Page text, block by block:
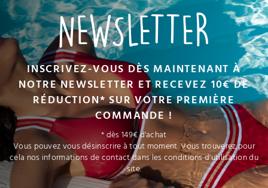
NEWSLETTER
INSCRIVEZ-VOUS DÈS MAINTENANT À
NOTRE NEWSLETTER ET RECEVEZ 10€ DE
RÉDUCTION* SUR VOTRE PREMIÈRE
COMMANDE !
* dès 149€ d'achat
Vous pouvez vous désinscrire à tout moment. Vous trouverez pour
cela nos informations de contact dans les conditions d'utilisation du
site.